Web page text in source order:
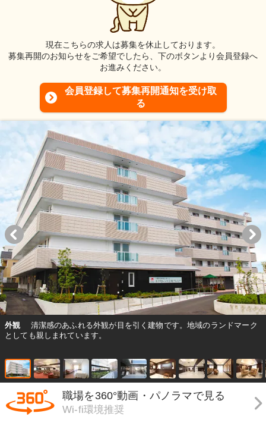
現在こちらの求人は募集を休止しております。
募集再開のお知らせをご希望でしたら、下のボタンより会員登録へ
お進みください。
会員登録して募集再開通知を受け取
る
外観
清潔感のあふれる外観が目を引く建物です。地域のランドマーク
としても親しまれています。
職場を360°動画・パノラマで見る
Wi-fi環境推奨